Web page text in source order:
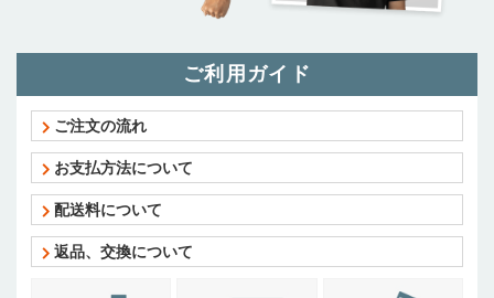
ご利用ガイド
ご注文の流れ
お支払方法について
配送料について
返品、交換について